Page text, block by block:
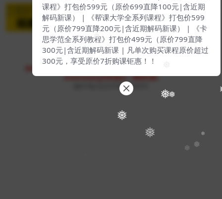
❅
❅
❅
❅
❅
❅ ❅
❅
❅
Copyright © 202351找课网- All rights reserved
zhaokewang598(备注：课程互换)
赣ICP备2022079527-009号
课程》打包价599元（原价699直降100元|含近期
解码新课） | 《帮课大学全系列课程》打包价599
元（原价799直降200元|含近期解码新课） | 《卡
思学范全系列教程》打包价499元（原价799直降
300元|含近期解码新课 | 凡单次购买课程原价超过
300元，享受原价7折购课钜惠！！